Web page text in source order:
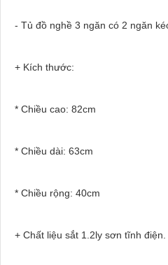
- Tủ đồ nghề 3 ngăn có 2 ngăn
+ Kích thước:
* Chiều cao: 82cm
* Chiều dài: 63cm
* Chiều rộng: 40cm
+ Chất liệu sắt 1.2ly sơn tĩnh điện.